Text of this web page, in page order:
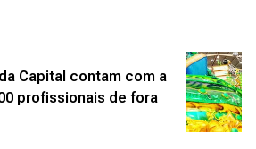
Capital contam com a
profissionais de fora